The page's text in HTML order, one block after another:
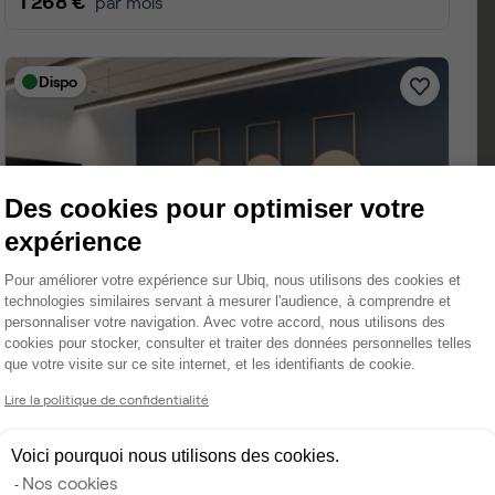
Des cookies pour optimiser votre
expérience
Plateforme de Gestion du
Pour améliorer votre expérience sur Ubiq, nous utilisons des cookies et
technologies similaires servant à mesurer l'audience, à comprendre et
personnaliser votre navigation. Avec votre accord, nous utilisons des
cookies pour stocker, consulter et traiter des données personnelles telles
que votre visite sur ce site internet, et les identifiants de cookie.
Lire la politique de confidentialité
Voici pourquoi nous utilisons des cookies.
Nos cookies
Axeptio consent